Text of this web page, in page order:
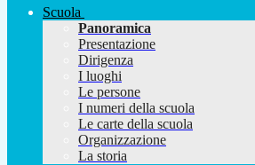
Scuola
Panoramica
Presentazione
Dirigenza
I luoghi
Le persone
I numeri della scuola
Le carte della scuola
Organizzazione
La storia